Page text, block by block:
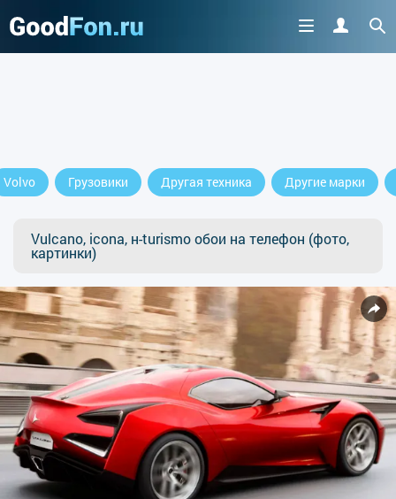
Volvo Грузовики Другая техника Другие марки
Vulcano, icona, н-turismo обои на телефон (фото,
картинки)